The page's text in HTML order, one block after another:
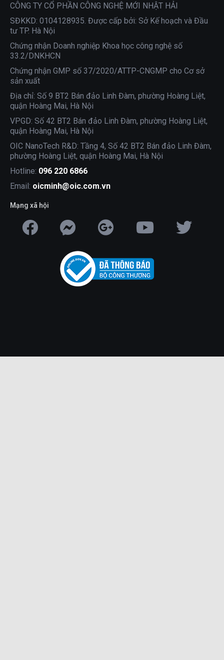
CÔNG TY CỔ PHẦN CÔNG NGHỆ MỚI NHẬT HẢI
SĐKKD: 0104128935. Được cấp bởi: Sở Kế hoạch và Đầu
tư TP. Hà Nội
Chứng nhận Doanh nghiệp Khoa học công nghệ số
33.2/DNKHCN
Chứng nhận GMP số 37/2020/ATTP-CNGMP cho Cơ sở
sản xuất
Địa chỉ: Số 9 BT2 Bán đảo Linh Đàm, phường Hoàng Liệt,
quận Hoàng Mai, Hà Nội
VPGD: Số 42 BT2 Bán đảo Linh Đàm, phường Hoàng Liệt,
quận Hoàng Mai, Hà Nội
OIC NanoTech R&D: Tầng 4, Số 42 BT2 Bán đảo Linh Đàm,
phường Hoàng Liệt, quận Hoàng Mai, Hà Nội
Hotline: 096 220 6866
Email: oicminh@oic.com.vn
Mạng xã hội